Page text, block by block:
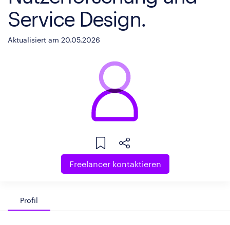
Service Design.
Aktualisiert am 20.05.2026
Freelancer kontaktieren
Profil